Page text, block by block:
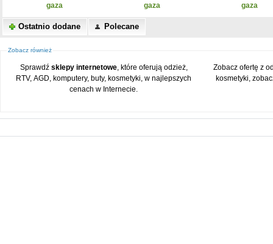
gaza gaza gaza
Ostatnio dodane Polecane
Zobacz również
Sprawdź sklepy internetowe, które oferują odzież,
RTV, AGD, komputery, buty, kosmetyki, w najlepszych
cenach w Internecie.
Zobacz ofertę z
kosmetyki,